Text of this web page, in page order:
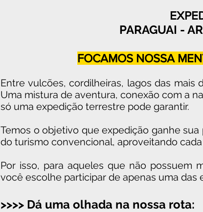
PARAGUAI -
FOCAMOS NOSSA
Entre vulcões, cordilheiras, lagos das mais
Uma mistura de aventura, conexão com a n
só uma expedição terrestre pode garantir.
Temos o objetivo que expedição ganhe
do turismo convencional, aproveitando
Por isso, para aqueles que não possuem
você escolhe participar de apenas uma das
>>>> Dá uma olhada na nossa rota: